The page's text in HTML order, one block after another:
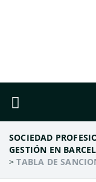
SOCIEDAD
GESTIÓN EN
>TABLA DE